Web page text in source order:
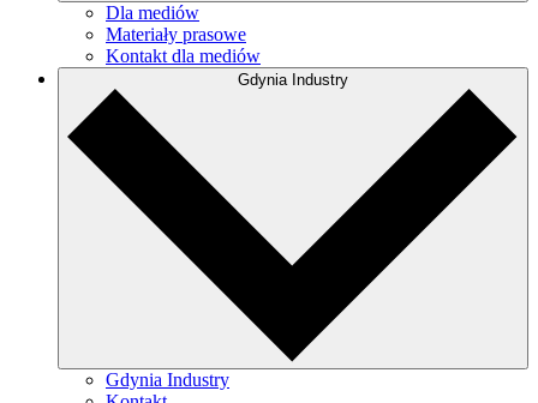
Dla mediów
Materiały prasowe
Kontakt dla mediów
Gdynia Industry
Gdynia Industry